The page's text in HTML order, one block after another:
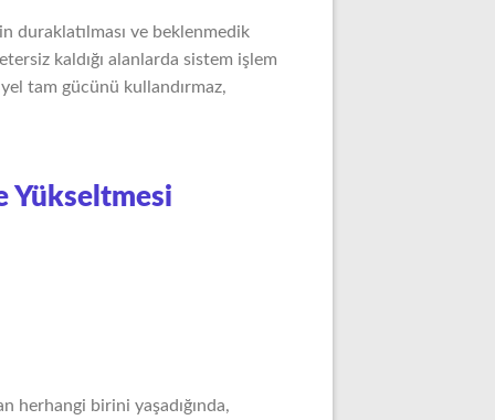
duraklatılması ve beklenmedik
kaldığı alanlarda sistem işlem
tam gücünü kullandırmaz,
Yükseltmesi
herhangi birini yaşadığında,